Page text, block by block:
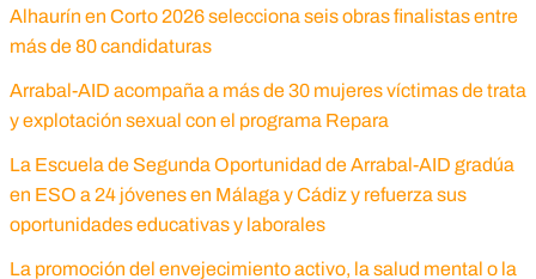
Alhaurín en Corto 2026 selecciona seis obras finalistas entre
más de 80 candidaturas
Arrabal-AID acompaña a más de 30 mujeres víctimas de trata
y explotación sexual con el programa Repara
La Escuela de Segunda Oportunidad de Arrabal-AID gradúa
en ESO a 24 jóvenes en Málaga y Cádiz y refuerza sus
oportunidades educativas y laborales
La promoción del envejecimiento activo, la salud mental o la